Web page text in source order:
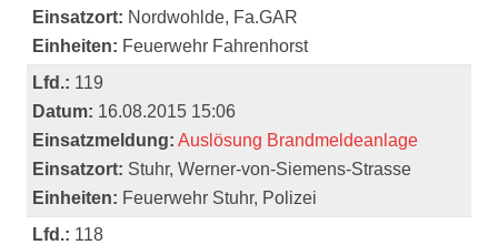
Einsatzort: Nordwohlde, Fa.GAR
Einheiten: Feuerwehr Fahrenhorst
Lfd.: 119
Datum: 16.08.2015 15:06
Einsatzmeldung: Auslösung Brandmeldeanlage
Einsatzort: Stuhr, Werner-von-Siemens-Strasse
Einheiten: Feuerwehr Stuhr, Polizei
Lfd.: 118